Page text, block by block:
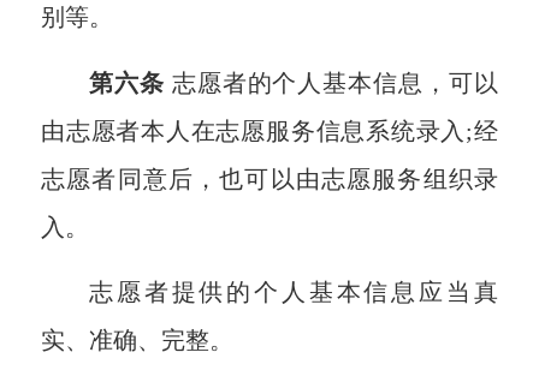
别等。
第六条 志愿者的个人基本信息，可以
由志愿者本人在志愿服务信息系统录入;经
志愿者同意后，也可以由志愿服务组织录
入。
志愿者提供的个人基本信息应当真
实、准确、完整。